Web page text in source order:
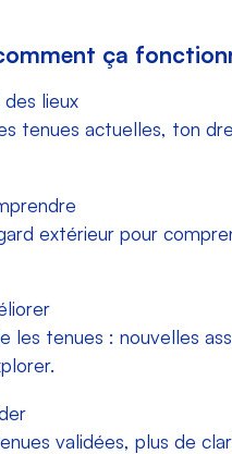
ça
lieux
tenues actuelles, ton
extérieur pour
les tenues : nouvelles
validées, plus de